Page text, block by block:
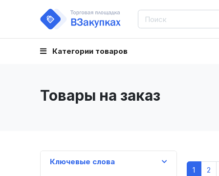
Категории товаров
Товары на заказ
Ключевые слова
1 2